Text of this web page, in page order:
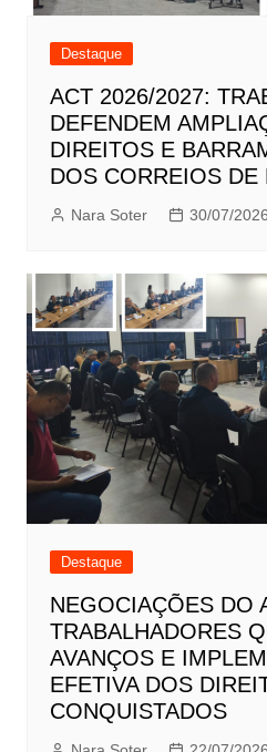
Destaque
ACT 2026/2027:
DEFENDEM
DIREITOS E
DOS CORREIOS DE
Nara Soter 30/07/2026
Destaque
NEGOCIAÇÕES DO
TRABALHADORES
AVANÇOS E
EFETIVA DOS
CONQUISTADOS